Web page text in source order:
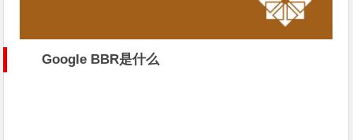
Google BBR是什么